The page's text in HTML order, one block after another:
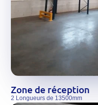
Zone de réception
2 Longueurs de 13500mm